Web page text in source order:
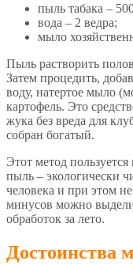
пыль табака –
вода – 2 ведра;
мыло
Пыль растворить
Затем процедить,
воду, натертое мыло
картофель. Это
жука без вреда для
собран богатый.
Этот метод
пыль – экологически
человека и при этом
минусов можно
обработок за лето.
Достоинства